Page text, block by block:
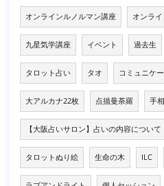
オンラインルノルマン講座 オンラ
九星気学講座 イベント 過去生
タロット占い タオ コミュニケ
大アルカナ22枚 点描曼荼羅 手
【大阪占いサロン】占いの内容について
タロットぬり絵 生命の木 ILC